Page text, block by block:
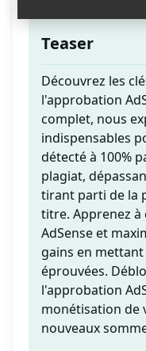
Teaser
Découvrez les
l'approbation
complet, nous
indispensables
détecté à 100%
plagiat,
tirant parti de la
titre. Apprenez à
AdSense et
gains en
éprouvées.
l'approbation
monétisation de
nouveaux